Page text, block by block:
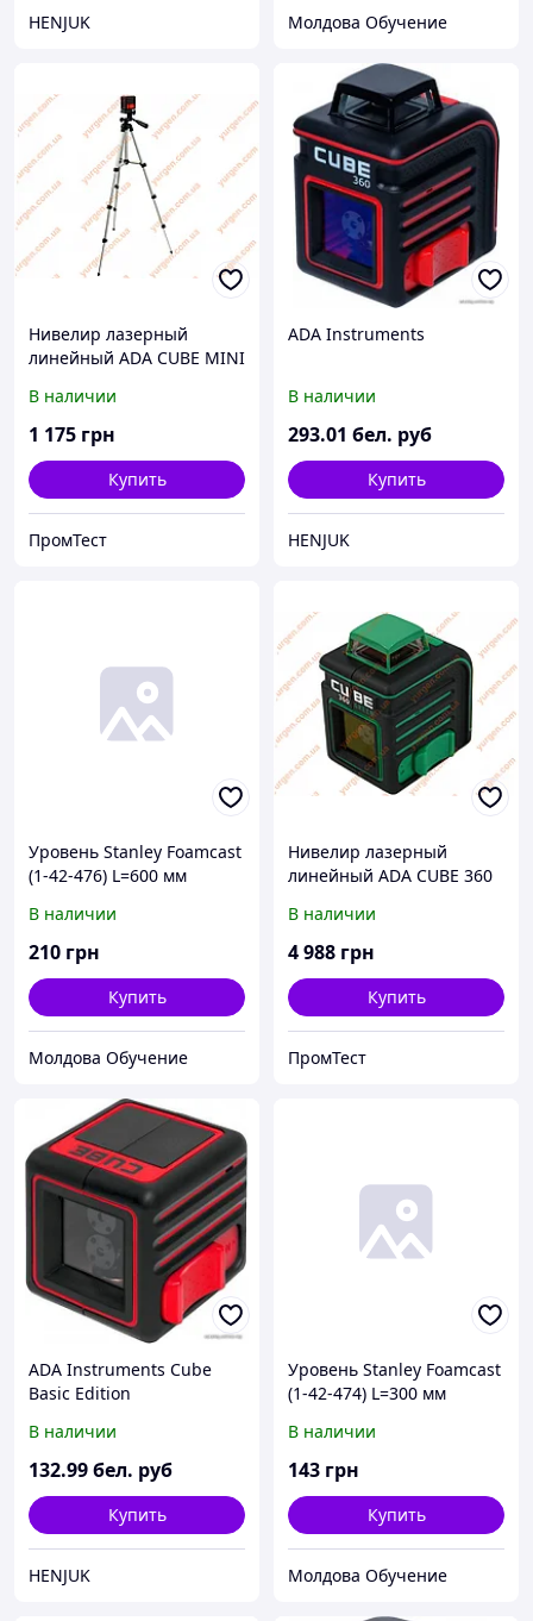
HENJUK Молдова Обучение
Нивелир лазерный
линейный ADA CUBE MINI
А00462
В наличии
1 175 грн
Купить
ПромТест
ADA Instruments
В наличии
293.01 бел. руб
Купить
HENJUK
Уровень Stanley Foamcast
(1-42-476) L=600 мм
В наличии
210 грн
Купить
Молдова Обучение
Нивелир лазерный
линейный ADA CUBE 360
LASER A00470
В наличии
4 988 грн
Купить
ПромТест
ADA Instruments Cube
Basic Edition
В наличии
132.99бел. руб
Купить
HENJUK
Уровень Stanley Foamcast
(1-42-474) L=300 мм
В наличии
143 грн
Купить
Молдова Обучение